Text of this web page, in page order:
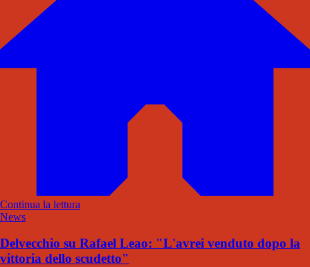
Continua la lettura
News
Delvecchio su Rafael Leao: "L'avrei venduto dopo la
vittoria dello scudetto"